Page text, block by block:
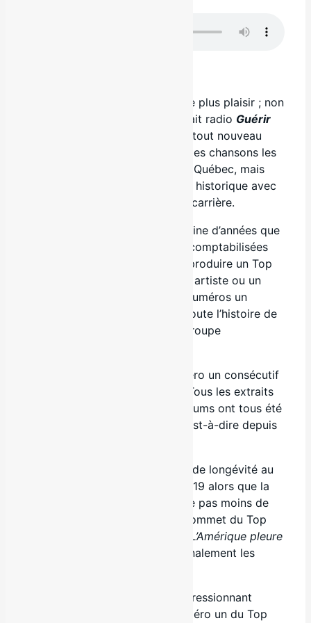
La nouvelle ne pouvait leur faire plus plaisir ; non
seulement leur plus récent extrait radio Guérir
est-il devenu le tout nouveau
NUMÉRO UN du Top 100 BDS des chansons les
plus diffusées par les radios au Québec, mais
Erik et Sonny battent un record historique avec
un 11e succès en 15 extraits en carrière.
Depuis un peu plus d’une vingtaine d’années que
les rotations des stations sont comptabilisées
par le Palmarès ADISQ afin de produire un Top
100 hebdomadaire et jamais un artiste ou un
groupe n’avaient eu autant de numéros un
auparavant. Mieux encore, de toute l’histoire de
la musique au Québec, aucun groupe
Il s’agit également d’un 8e numéro un consécutif
pour 2Frères, un autre record. Tous les extraits
radio de leurs deux derniers albums ont tous été
au sommet du Top 100 BDS, c’est-à-dire depuis
Ils détenaient de plus le record de longévité au
numéro un obtenu en février 2019 alors que la
était restée pas moins de
25 semaines consécutives au sommet du Top
L’Amérique pleure
des Cowboys Fringants pour finalement les
À ce jour, le duo cumule un impressionnant
nombre de 87 semaines au numéro un du Top